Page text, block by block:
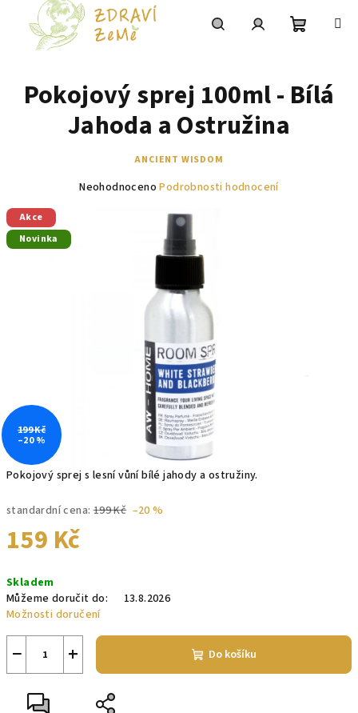
košík
Pokojový sprej s lesní vůní bílé jahody a ostružiny.
standardní cena: 199 Kč –20 %
159 Kč
cena:
Skladem
Můžeme doručit do:
13.8.2026
Možnosti doručení
+
− Do košíku
Pokojový sprej 100ml - Bílá
Jahoda a Ostružina
ANCIENT WISDOM
Průměrné
Neohodnoceno Podrobnosti hodnocení
Akce
Novinka
199 Kč
–20 %